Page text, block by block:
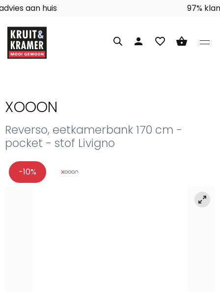
person favorite_border shopping_basket
XOOON
Reverso, eetkamerbank 170 cm -
pocket - stof Livigno
-10%